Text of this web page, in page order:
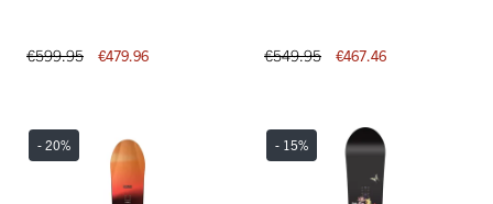
€599.95 €479.96 €549.95 €467.46
- 20% - 15%